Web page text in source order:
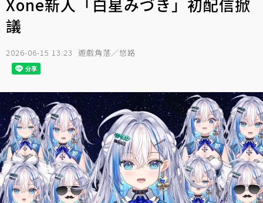
Xone新人「白星みづき」初配信掀
議
2026-06-15 13:23 遊戲角落／悠路